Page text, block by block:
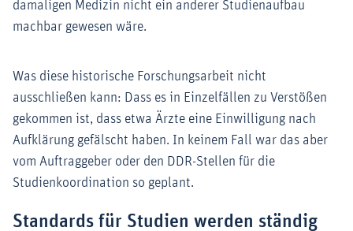
damaligen Medizin nicht ein anderer Studienaufbau
machbar gewesen wäre.
Was diese historische Forschungsarbeit nicht
ausschließen kann: Dass es in Einzelfällen zu Verstößen
gekommen ist, dass etwa Ärzte eine Einwilligung nach
Aufklärung gefälscht haben. In keinem Fall war das aber
vom Auftraggeber oder den DDR-Stellen für die
Studienkoordination so geplant.
Standards für Studien werden ständig